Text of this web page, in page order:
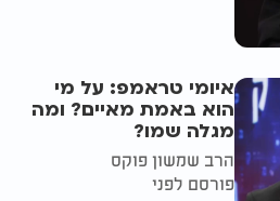
איומי טראמפ: על מי
הוא באמת מאיים? ומה
מגלה שמו?
הרב שמשון פוקס
פורסם לפני